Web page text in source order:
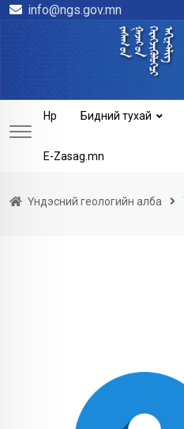
Skip info@ngs.gov.mn
Нүүр Бидний тухай
E-Zasag.mn
Үндэсний геологийн алба